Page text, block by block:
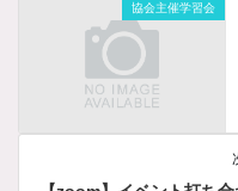
協会主催学習会